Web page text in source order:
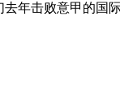
年击败意甲的国